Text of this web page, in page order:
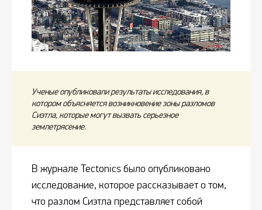
Ученые опубликовали результаты исследования, в
котором объясняется возникновение зоны разломов
Сиэтла, которые могут вызвать серьезное
землетрясение.
В журнале Tectonics было опубликовано
исследование, которое рассказывает о том,
что разлом Сиэтла представляет собой